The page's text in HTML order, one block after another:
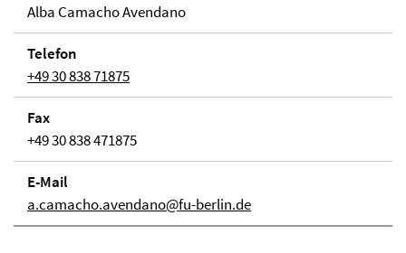
Alba Camacho Avendano
Telefon
+49 30 838 71875
Fax
+49 30 838 471875
E-Mail
a.camacho.avendano@fu-berlin.de